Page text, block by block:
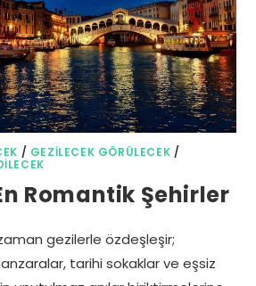
/ GEZILECEK GÖRÜLECEK /
Romantik Şehirler
gezilerle özdeşleşir;
tarihi sokaklar ve eşsiz